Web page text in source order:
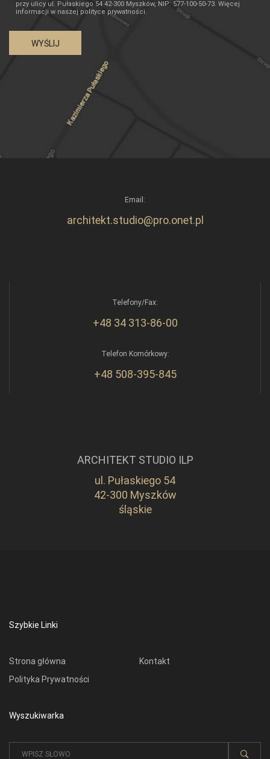
przy ulicy ul. Pułaskiego 54 42-300 Myszków, NIP: 577-100-50-73. Więcej
informacji w naszej polityce prywatności.
Email:
architekt.studio@pro.onet.pl
Telefony/Fax:
+48 34 313-86-00
Telefon Komórkowy:
+48 508-395-845
ARCHITEKT STUDIO ILP
ul. Pułaskiego 54
42-300 Myszków
śląskie
Szybkie Linki
Strona główna
Polityka Prywatności
Kontakt
Wyszukiwarka
Wyniki